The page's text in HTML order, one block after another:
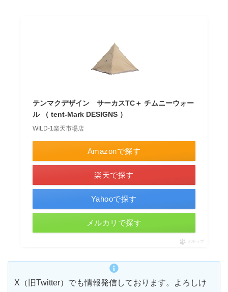
テンマクデザイン サーカスTC＋ チムニーウォー
ル （ tent-Mark DESIGNS ）
WILD-1楽天市場店
Amazonで探す
楽天で探す
Yahooで探す
メルカリで探す
ポチップ
X（旧Twitter）でも情報発信しております。よろしけ